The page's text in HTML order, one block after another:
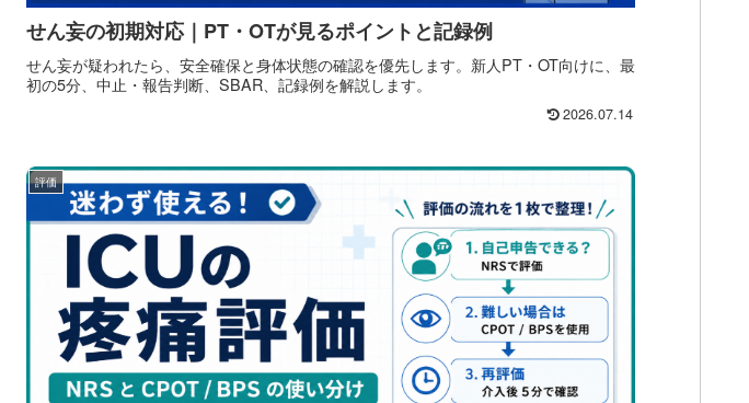
せん妄の初期対応｜PT・OTが見るポイントと記録例
せん妄が疑われたら、安全確保と身体状態の確認を優先します。新人PT・OT向けに、最
初の5分、中止・報告判断、SBAR、記録例を解説します。
2026.07.14
評価